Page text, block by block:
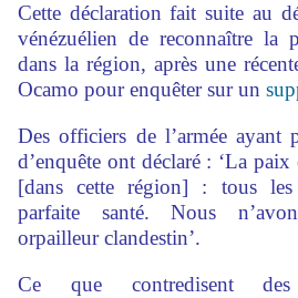
Cette déclaration fait suite au
vénézuélien de reconnaître la
dans la région, après une
Ocamo pour enquêter sur un
Des officiers de l’armée ayant
d’enquête ont déclaré : ‘La
[dans cette région] : tous
parfaite santé. Nous
orpailleur clandestin’.
Ce que contredisent des